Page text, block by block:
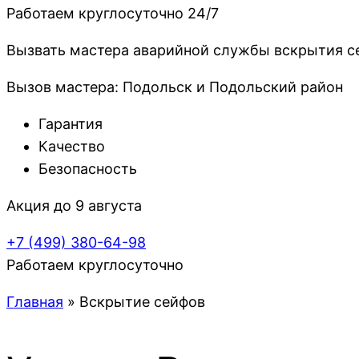
Работаем круглосуточно 24/7
Вызвать мастера аварийной службы вскрытия
Вызов мастера: Подольск и Подольский район
Гарантия
Качество
Безопасность
Акция до 9 августа
+7 (499) 380-64-98
Работаем круглосуточно
Главная » Вскрытие сейфов